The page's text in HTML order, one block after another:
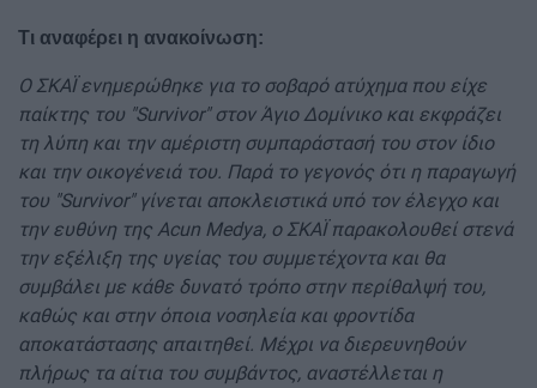
Tι αναφέρει η ανακοίνωση:
Ο ΣΚΑΪ ενημερώθηκε για το σοβαρό ατύχημα που είχε
παίκτης του "Survivor" στον Άγιο Δομίνικο και εκφράζει
τη λύπη και την αμέριστη συμπαράστασή του στον ίδιο
και την οικογένειά του. Παρά το γεγονός ότι η παραγωγή
του "Survivor" γίνεται αποκλειστικά υπό τον έλεγχο και
την ευθύνη της Acun Medya, ο ΣΚΑΪ παρακολουθεί στενά
την εξέλιξη της υγείας του συμμετέχοντα και θα
συμβάλει με κάθε δυνατό τρόπο στην περίθαλψή του,
καθώς και στην όποια νοσηλεία και φροντίδα
αποκατάστασης απαιτηθεί. Μέχρι να διερευνηθούν
πλήρως τα αίτια του συμβάντος, αναστέλλεται η